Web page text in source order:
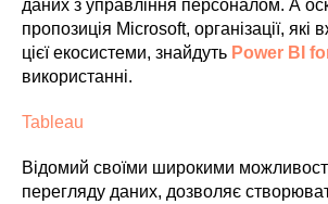
даних з управління персоналом. А
пропозиція Microsoft, організації, які
цієї екосистеми, знайдуть Power BI
використанні.
Tableau
Відомий своїми широкими
перегляду даних, дозволяє